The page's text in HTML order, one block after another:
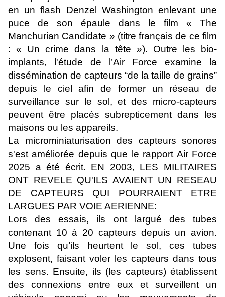
en un flash Denzel Washington enlevant une
puce de son épaule dans le film « The
Manchurian Candidate » (titre français de ce film
: « Un crime dans la tête »). Outre les bio-
implants, l'étude de l’Air Force examine la
dissémination de capteurs “de la taille de grains”
depuis le ciel afin de former un réseau de
surveillance sur le sol, et des micro-capteurs
peuvent être placés subrepticement dans les
maisons ou les appareils.
La microminiaturisation des capteurs sonores
s'est améliorée depuis que le rapport Air Force
2025 a été écrit. EN 2003, LES MILITAIRES
ONT REVELE QU'ILS AVAIENT UN RESEAU
DE CAPTEURS QUI POURRAIENT ETRE
LARGUES PAR VOIE AERIENNE:
Lors des essais, ils ont largué des tubes
contenant 10 à 20 capteurs depuis un avion.
Une fois qu’ils heurtent le sol, ces tubes
explosent, faisant voler les capteurs dans tous
les sens. Ensuite, ils (les capteurs) établissent
des connexions entre eux et surveillent un